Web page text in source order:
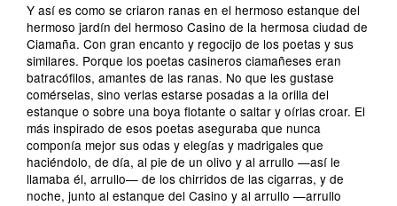
Y así es como se criaron ranas en el hermoso estanque del
hermoso jardín del hermoso Casino de la hermosa ciudad de
Ciamaña. Con gran encanto y regocijo de los poetas y sus
similares. Porque los poetas casineros ciamañeses eran
batracófilos, amantes de las ranas. No que les gustase
comérselas, sino verlas estarse posadas a la orilla del
estanque o sobre una boya flotante o saltar y oírlas croar. El
más inspirado de esos poetas aseguraba que nunca
componía mejor sus odas y elegías y madrigales que
haciéndolo, de día, al pie de un olivo y al arrullo —así le
llamaba él, arrullo— de los chirridos de las cigarras, y de
noche, junto al estanque del Casino y al arrullo —arrullo